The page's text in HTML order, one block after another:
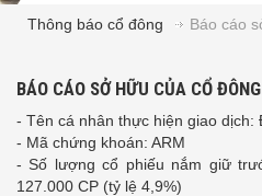
Thông báo cổ đông Báo cáo
BÁO CÁO SỞ HỮU CỦA CỔ
- Tên cá nhân thực hiện giao dịch:
- Mã chứng khoán: ARM
- Số lượng cổ phiếu nắm giữ
127.000 CP (tỷ lệ 4,9%)